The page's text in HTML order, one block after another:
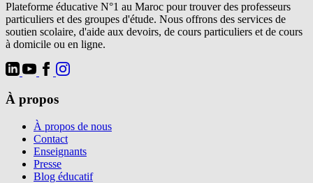
Plateforme éducative N°1 au Maroc pour trouver des professeurs
particuliers et des groupes d'étude. Nous offrons des services de
soutien scolaire, d'aide aux devoirs, de cours particuliers et de cours
à domicile ou en ligne.
À propos
À propos de nous
Contact
Enseignants
Presse
Blog éducatif